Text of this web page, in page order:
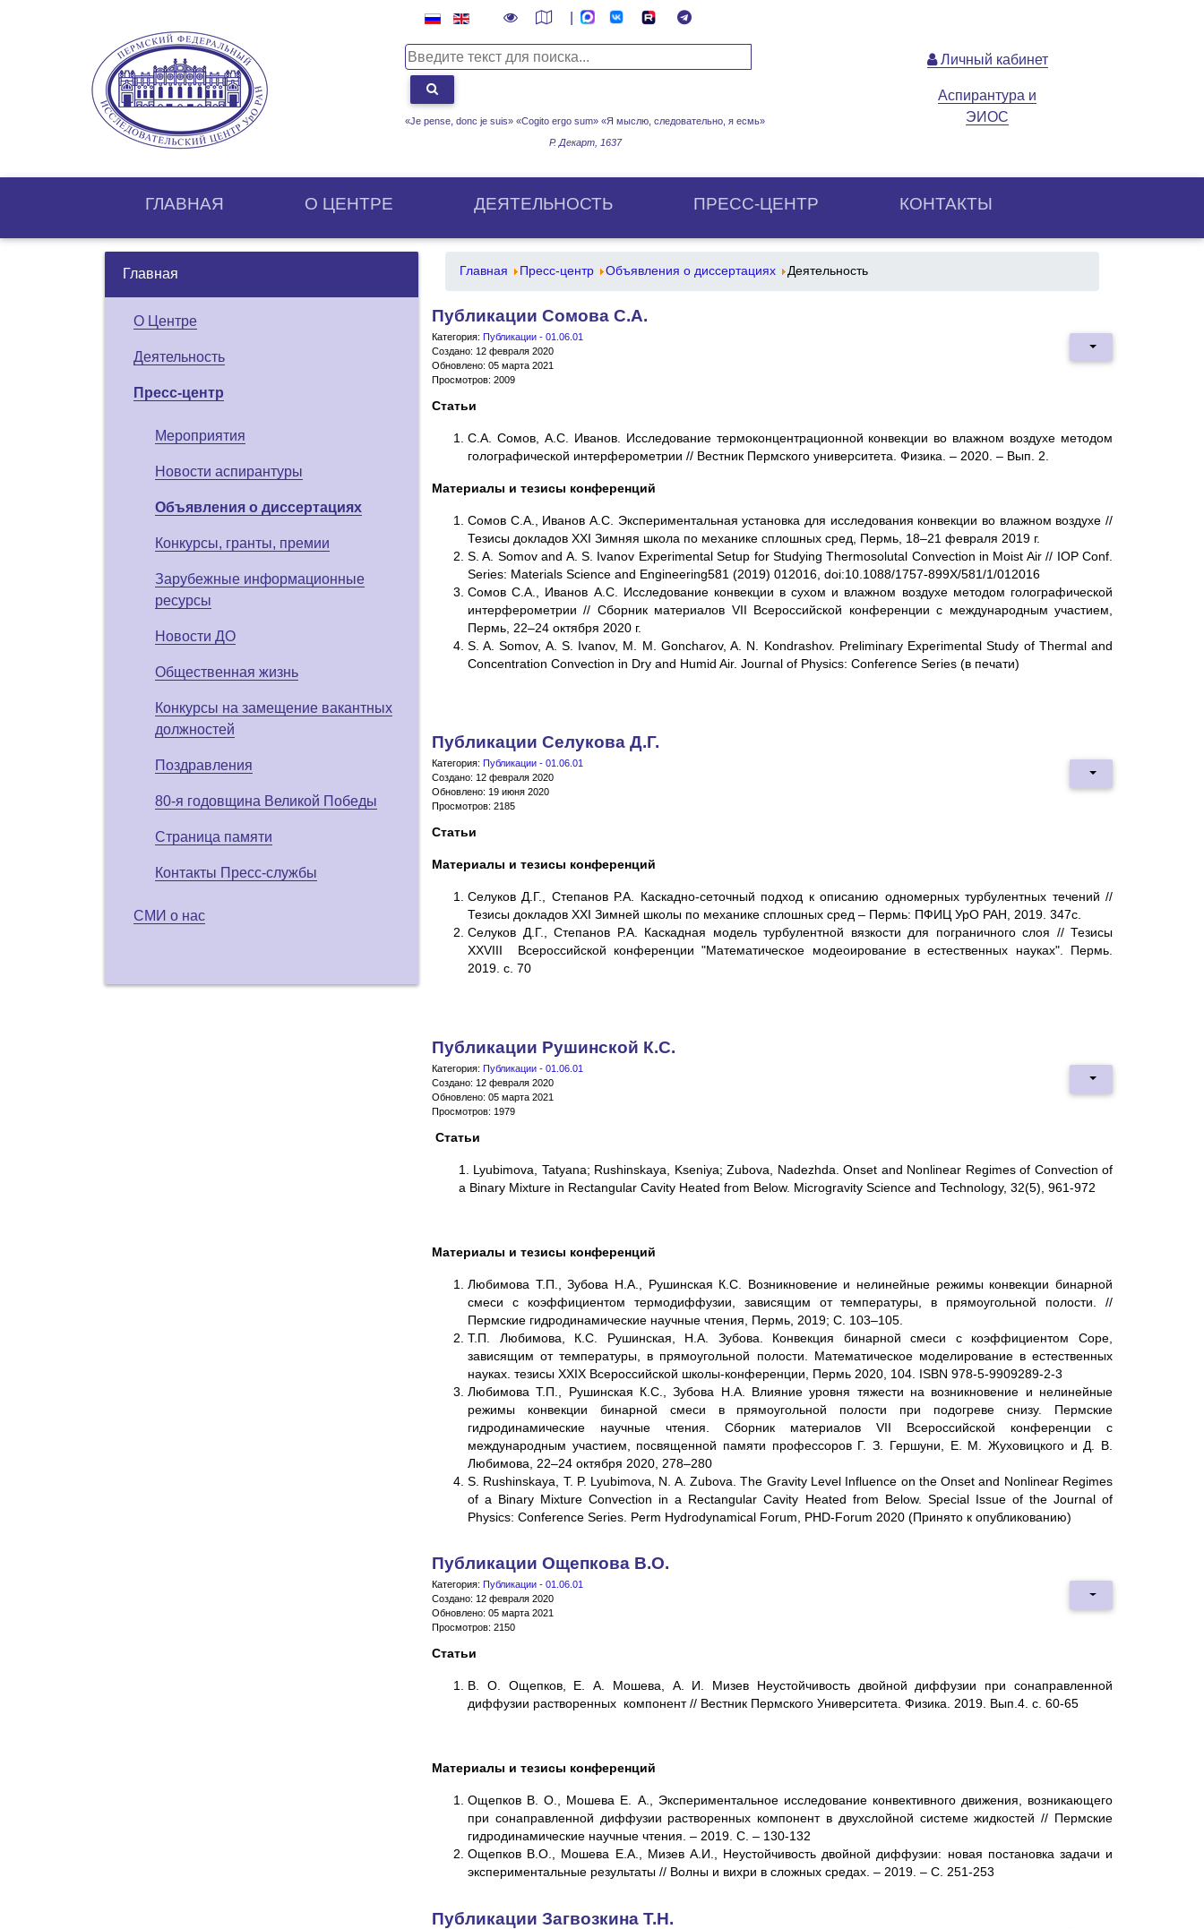
«Je pense, donc je suis» «Cogito ergo sum» «Я мыслю, следовательно, я есмь»
Р. Декарт, 1637
Личный кабинет
Аспирантура и
ЭИОС
ГЛАВНАЯ О ЦЕНТРE ДЕЯТЕЛЬНОСТЬ ПРЕСС-ЦЕНТР КОНТАКТЫ
Главная
О Центре
Деятельность
Пресс-центр
Мероприятия
Новости аспирантуры
Объявления о диссертациях
Конкурсы, гранты, премии
Зарубежные информационные
ресурсы
Новости ДО
Общественная жизнь
Конкурсы на замещение вакантных
должностей
Поздравления
80-я годовщина Великой Победы
Страница памяти
Контакты Пресс-службы
СМИ о нас
Главная Пресс-центр Объявления о диссертациях Деятельность
Публикации Сомова С.А.
Категория: Публикации - 01.06.01
Создано: 12 февраля 2020
Обновлено: 05 марта 2021
Просмотров: 2009
Статьи
С.А. Сомов, А.С. Иванов. Исследование термоконцентрационной конвекции во влажном воздухе методом
голографической интерферометрии // Вестник Пермского университета. Физика. – 2020. – Вып. 2.
Материалы и тезисы конференций
Сомов С.А., Иванов А.С. Экспериментальная установка для исследования конвекции во влажном воздухе //
Тезисы докладов XXI Зимняя школа по механике сплошных сред, Пермь, 18–21 февраля 2019 г.
S. A. Somov and A. S. Ivanov Experimental Setup for Studying Thermosolutal Convection in Moist Air// IOP Conf.
Series: Materials Science and Engineering581 (2019) 012016, doi:10.1088/1757-899X/581/1/012016
Сомов С.А., Иванов А.С. Исследование конвекции в сухом и влажном воздухе методом голографической
интерферометрии // Сборник материалов VII Всероссийской конференции с международным участием,
Пермь, 22–24 октября 2020 г.
S. A. Somov, A. S. Ivanov, M. M. Goncharov, A. N. Kondrashov. Preliminary Experimental Study of Thermal and
Concentration Convection in Dry and Humid Air. Journal of Physics: Conference Series (в печати)
Публикации Селукова Д.Г.
Категория: Публикации - 01.06.01
Создано: 12 февраля 2020
Обновлено: 19 июня 2020
Просмотров: 2185
Статьи
Материалы и тезисы конференций
Селуков Д.Г., Степанов Р.А. Каскадно-сеточный подход к описанию одномерных турбулентных течений //
Тезисы докладов XXI Зимней школы по механике сплошных сред – Пермь: ПФИЦ УрО РАН, 2019. 347с.
Селуков Д.Г., Степанов Р.А. Каскадная модель турбулентной вязкости для пограничного слоя // Тезисы
XXVIII Всероссийской конференции "Математическое модеоирование в естественных науках". Пермь.
2019. с. 70
Публикации Рушинской К.С.
Категория: Публикации - 01.06.01
Создано: 12 февраля 2020
Обновлено: 05 марта 2021
Просмотров: 1979
Статьи
1. Lyubimova, Tatyana; Rushinskaya, Kseniya; Zubova, Nadezhda. Onset and Nonlinear Regimes of Convection of
a Binary Mixture in Rectangular Cavity Heated from Below. Microgravity Science and Technology, 32(5), 961-972
Материалы и тезисы конференций
Любимова Т.П., Зубова Н.А., Рушинская К.С. Возникновение и нелинейные режимы конвекции бинарной
смеси с коэффициентом термодиффузии, зависящим от температуры, в прямоугольной полости. //
Пермские гидродинамические научные чтения, Пермь, 2019; С. 103–105.
Т.П. Любимова, К.С. Рушинская, Н.А. Зубова. Конвекция бинарной смеси с коэффициентом Соре,
зависящим от температуры, в прямоугольной полости. Математическое моделирование в естественных
науках. тезисы XXIX Всероссийской школы-конференции, Пермь 2020, 104. ISBN 978-5-9909289-2-3
Любимова Т.П., Рушинская К.С., Зубова Н.А. Влияние уровня тяжести на возникновение и нелинейные
режимы конвекции бинарной смеси в прямоугольной полости при подогреве снизу. Пермские
гидродинамические научные чтения. Сборник материалов VII Всероссийской конференции с
международным участием, посвященной памяти профессоров Г. З. Гершуни, Е. М. Жуховицкого и Д. В.
Любимова, 22–24 октября 2020, 278–280
S. Rushinskaya, T. P. Lyubimova, N. A. Zubova. The Gravity Level Influence on the Onset and Nonlinear Regimes
of a Binary Mixture Convection in a Rectangular Cavity Heated from Below. Special Issue of the Journal of
Physics: Conference Series. Perm Hydrodynamical Forum, PHD-Forum 2020 (Принято к опубликованию)
Публикации Ощепкова В.О.
Категория: Публикации - 01.06.01
Создано: 12 февраля 2020
Обновлено: 05 марта 2021
Просмотров: 2150
Статьи
В. О. Ощепков, Е. А. Мошева, А. И. Мизев
Неустойчивость двойной диффузии при сонаправленной
диффузии растворенных компонент // Вестник Пермского Университета. Физика. 2019. Вып.4. с. 60-65
Материалы и тезисы конференций
Ощепков В. О., Мошева Е. А., Экспериментальное исследование конвективного движения, возникающего
при сонаправленной диффузии растворенных компонент в двухслойной системе жидкостей // Пермские
гидродинамические научные чтения. – 2019. С. – 130-132
Ощепков В.О., Мошева Е.А., Мизев А.И., Неустойчивость двойной диффузии: новая постановка задачи и
экспериментальные результаты // Волны и вихри в сложных средах. – 2019. – С. 251-253
Публикации Загвозкина Т.Н.